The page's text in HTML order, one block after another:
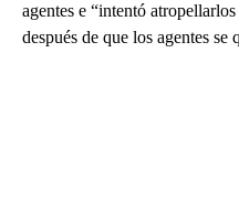
agentes e “intentó
después de que los agentes se